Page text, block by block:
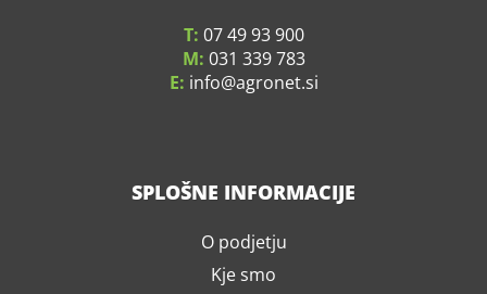
T: 07 49 93 900
M: 031 339 783
E: info agronet.si
SPLOŠNE INFORMACIJE
O podjetju
Kje smo